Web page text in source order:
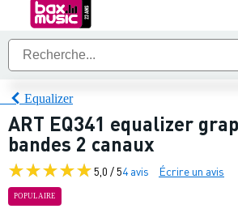
Equalizer
ART EQ341 equalizer
bandes 2 canaux
5,0 / 54 avis Écrire un avis
POPULAIRE